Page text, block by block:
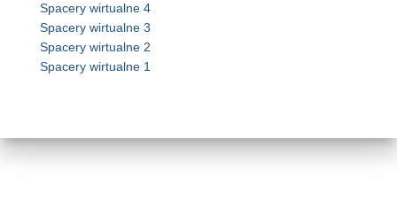
Spacery wirtualne 4
Spacery wirtualne 3
Spacery wirtualne 2
Spacery wirtualne 1